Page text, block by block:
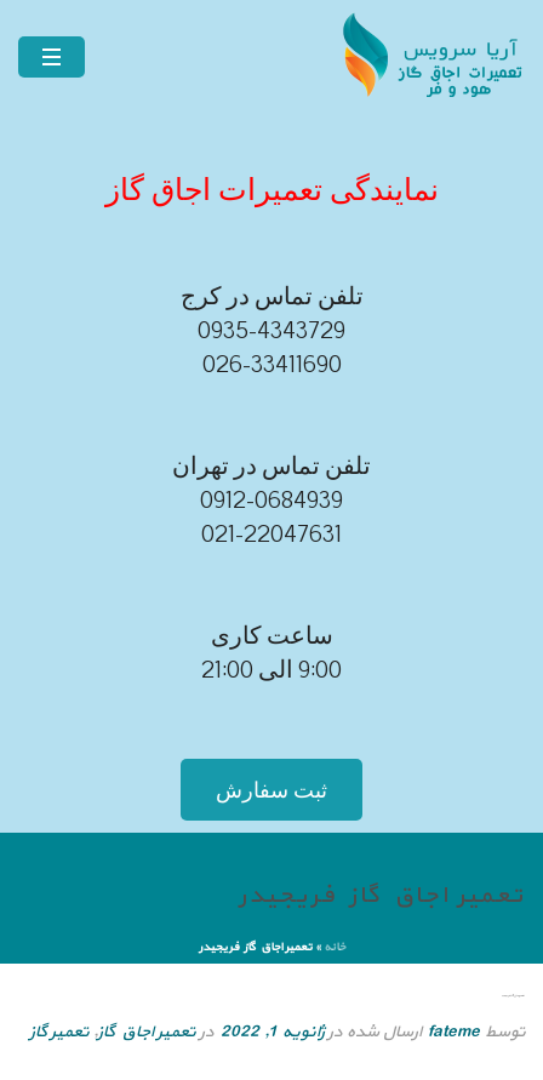
نمایندگی تعمیرات اجاق گاز
تلفن تماس در کرج
0935-4343729
026-33411690
تلفن تماس در تهران
0912-0684939
021-22047631
ساعت کاری
9:00 الی 21:00
ثبت سفارش
تعمیر اجاق گاز فریجیدر
خانه »تعمیر اجاق گاز فریجیدر
تعمیر اجاق گاز فریجیدر
توسط fatemeارسال شده درژانویه 1, 2022 درتعمیر اجاق گاز,تعمیر گاز